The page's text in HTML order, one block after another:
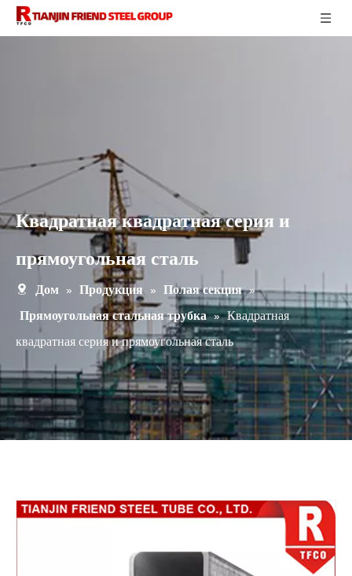
Квадратная квадратная серия и
прямоугольная сталь
Дом » Продукция » Полая секция »
Прямоугольная стальная трубка » Квадратная
квадратная серия и прямоугольная сталь